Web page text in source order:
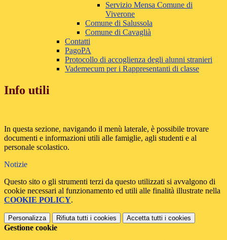
Servizio Mensa Comune di
Viverone
Comune di Salussola
Comune di Cavaglià
Contatti
PagoPA
Protocollo di accoglienza degli alunni stranieri
Vademecum per i Rappresentanti di classe
Info utili
In questa sezione, navigando il menù laterale, è possibile trovare
documenti e informazioni utili alle famiglie, agli studenti e al
personale scolastico.
Notizie
Questo sito o gli strumenti terzi da questo utilizzati si avvalgono di
cookie necessari al funzionamento ed utili alle finalità illustrate nella
COOKIE POLICY.
Personalizza Rifiuta tutti i cookies Accetta tutti i cookies
Gestione cookie